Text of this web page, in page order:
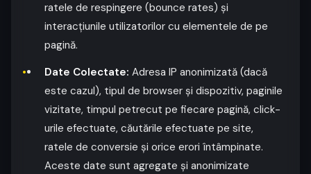
ratele de respingere (bounce rates) și
interacțiunile utilizatorilor cu elementele de pe
pagină.
Date Colectate: Adresa IP anonimizată (dacă
este cazul), tipul de browser și dispozitiv, paginile
vizitate, timpul petrecut pe fiecare pagină, click-
urile efectuate, căutările efectuate pe site,
ratele de conversie și orice erori întâmpinate.
Aceste date sunt agregate și anonimizate